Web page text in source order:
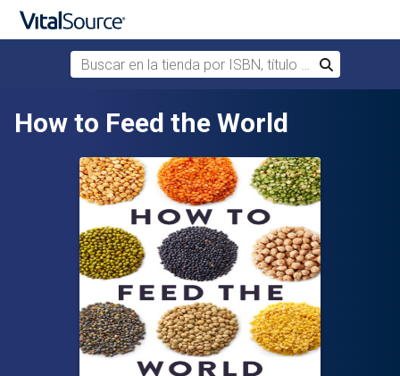
Saltar al contenido principal
Buscar en la tienda por ISBN, título o autor
Buscar
How to Feed the World